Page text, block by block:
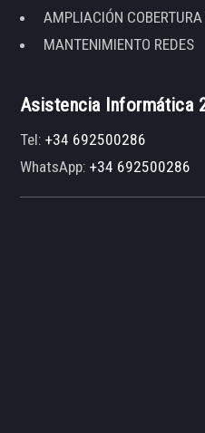
AMPLIACIÓN
MANTENIMIENTO REDES
Asistencia Informática
Tel:+34 692500286
WhatsApp:+34 692500286